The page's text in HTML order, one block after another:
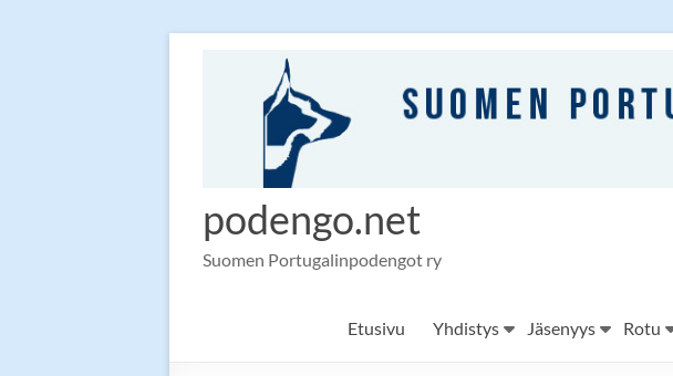
podengo.net
Suomen Portugalinpodengot ry
Etusivu Yhdistys Jäsenyys Rotu